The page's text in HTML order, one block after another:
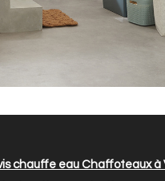
chauffe eau Chaffoteaux à